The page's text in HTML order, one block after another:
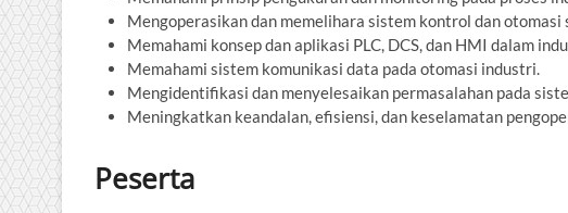
Mengoperasikan dan memelihara sistem kontrol dan otomasi
Memahami konsep dan aplikasi PLC, DCS, dan HMI dalam
Memahami sistem komunikasi data pada otomasi industri.
Mengidentifikasi dan menyelesaikan permasalahan pada
Meningkatkan keandalan, efisiensi, dan keselamatan
Peserta